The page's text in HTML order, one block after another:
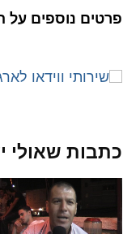
brightness_high
קו תחתי לקישורים
פרטים נוספים על
כתבות שאולי